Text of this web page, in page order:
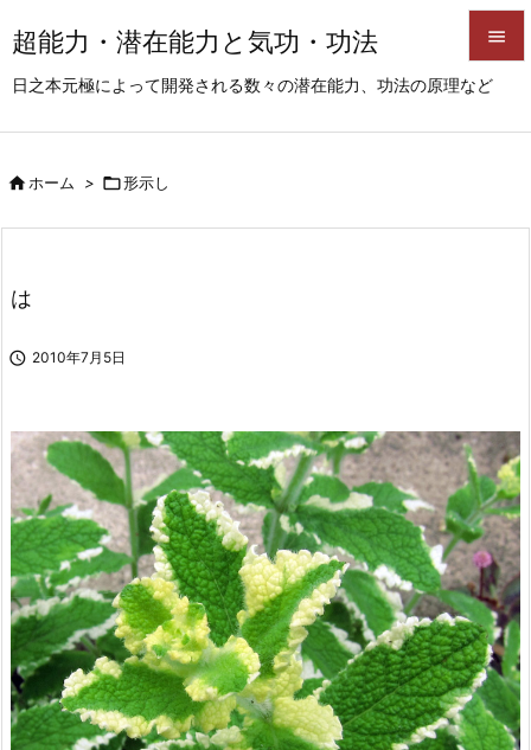
超能力・潜在能力と気功・功法
日之本元極によって開発される数々の潜在能力、功法の原理など


前へ
ホーム > 形示し
は
 2010年7月5日